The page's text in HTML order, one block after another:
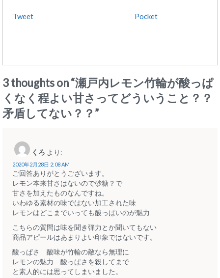
Tweet Pocket
3 thoughts on “瀬戸内レモン竹輪が酸っぱ
くなく程よい甘さってどういうこと？？
矛盾してない？？ ”
くろ より:
2020年2月28日 2:08 AM
ご回答ありがとうございます。
レモン本来甘さはないので砂糖？で
甘さを加えたものなんですね。
いわゆる素材の味ではない加工された味
レモンはどこまでいっても酸っぱいのが魅力
こちらの質問は味を聞き弾力とか聞いてもない
商品アピールはあまりよい印象ではないです。
酸っぱさ 酸味が竹輪の敵なら無理に
レモンの魅力 酸っぱさを殺してまで
と素人的には思ってしまいました。